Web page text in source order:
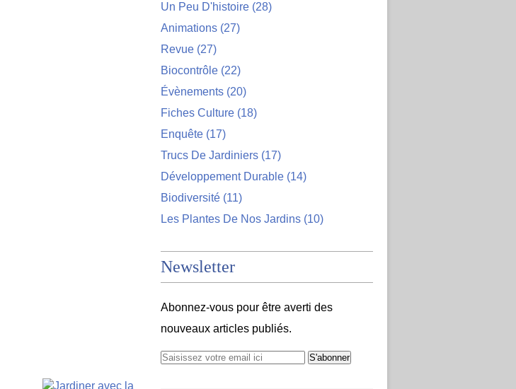
Un Peu D'histoire (28)
Animations (27)
Revue (27)
Biocontrôle (22)
Évènements (20)
Fiches Culture (18)
Enquête (17)
Trucs De Jardiniers (17)
Développement Durable (14)
Biodiversité (11)
Les Plantes De Nos Jardins (10)
Newsletter
Abonnez-vous pour être averti des
nouveaux articles publiés.